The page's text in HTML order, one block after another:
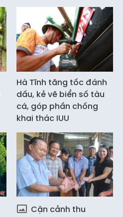
Hà Tĩnh tăng tốc đánh
dấu, kẻ vẽ biển số tàu
cá, góp phần chống
khai thác IUU
Cận cảnh thu